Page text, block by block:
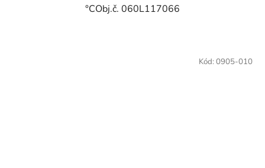
°CObj.č. 060L117066
Kód: 0905-010